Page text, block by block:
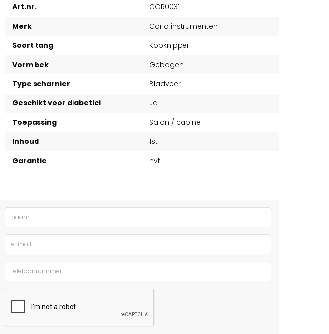
Art.nr.
COR0031
Merk
Corio instrumenten
Soort tang
Kopknipper
Vorm bek
Gebogen
Type scharnier
Bladveer
Geschikt voor diabetici
Ja
Toepassing
Salon / cabine
Inhoud
1st
Garantie
nvt